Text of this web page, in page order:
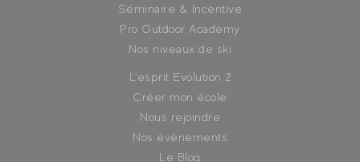
Séminaire & Incentive
Pro Outdoor Academy
Nos niveaux de ski
L'esprit Evolution 2
Créer mon école
Nous rejoindre
Nos évènements
Le Blog